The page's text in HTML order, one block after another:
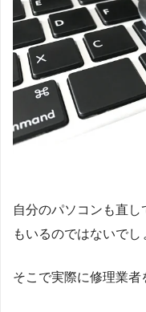
自分のパソコンも直
もいるのではないでし
そこで実際に修理業者